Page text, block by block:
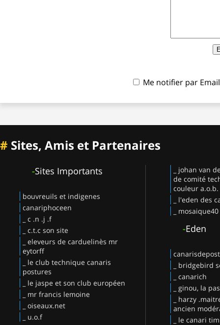
Me notifier par
# Sites, Amis et Partenaires
-Sites Importants
bouvreuils et indigenes
canariphoceen
_ c .n .j .f
_ c.t.c son site
_ eleveurs de carduelinès mr
eytorff
_ le club technique canaris
postures
_ le jaspe et son club européen
_ mr francis lemoine
_ oiseaux.net
_ u.o.f
_ johan van
de comité
couleur a.o.b.
_ l'eden des
_ mosaique40
-Eden
_ bridgebird
_ canarich
_ ginou, la
_ harzy
ancien
_ le canari